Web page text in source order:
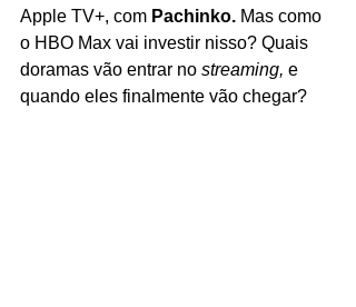
Apple TV+, com Pachinko. Mas como
o HBO Max vai investir nisso? Quais
doramas vão entrar no streaming, e
quando eles finalmente vão chegar?